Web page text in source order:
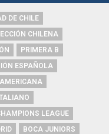
DE CHILE
CHILENA
PRIMERA B
ESPAÑOLA
LEAGUE
BOCA JUNIORS